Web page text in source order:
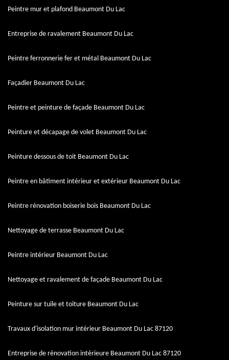
Peintre mur et plafond Beaumont Du Lac
Entreprise de ravalement Beaumont Du Lac
Peintre ferronnerie fer et métal Beaumont Du Lac
Façadier Beaumont Du Lac
Peintre et peinture de façade Beaumont Du Lac
Peinture et décapage de volet Beaumont Du Lac
Peinture dessous de toit Beaumont Du Lac
Peintre en bâtiment intérieur et extérieur Beaumont Du Lac
Peintre rénovation boiserie bois Beaumont Du Lac
Nettoyage de terrasse Beaumont Du Lac
Peintre intérieur Beaumont Du Lac
Nettoyage et ravalement de façade Beaumont Du Lac
Peinture sur tuile et toiture Beaumont Du Lac
Travaux d'isolation mur intérieur Beaumont Du Lac 87120
Entreprise de rénovation intérieure Beaumont Du Lac 87120